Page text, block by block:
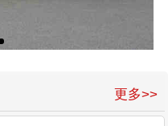
更多>>